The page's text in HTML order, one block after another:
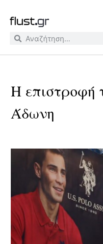
Η επιστροφή
Άδωνη